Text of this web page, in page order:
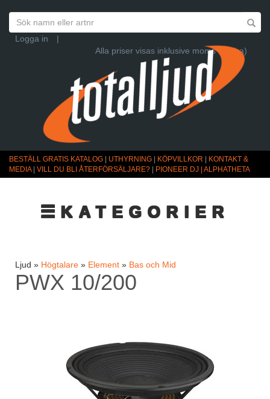
Logga in
|
Alla priser visas inklusive moms (Ändra)
BESTÄLL GRATIS KATALOG UTHYRNING KÖPVILLKOR
KONTAKT &
MEDIA| VILL DU BLI ÅTERFÖRSÄLJARE? PIONEER DJ | ALPHATHETA
☰KATEGORIER
Ljud » Högtalare » Element » Bas och Mid
PWX 10/200